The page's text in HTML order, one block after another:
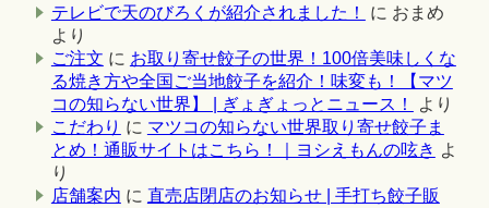
テレビで天のびろくが紹介されました！
に おまめ
より
ご注文 に お取り寄せ餃子の世界！100倍美味しくな
る焼き方や全国ご当地餃子を紹介！味変も！【マツ
コの知らない世界】 | ぎょぎょっとニュース！
より
こだわり に マツコの知らない世界取り寄せ餃子ま
とめ！通販サイトはこちら！｜ヨシえもんの呟き よ
り
店舗案内 に 直売店閉店のお知らせ | 手打ち餃子販